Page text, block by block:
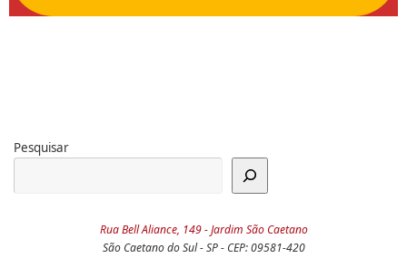
Pesquisar
Rua Bell Aliance, 149 - Jardim São Caetano
São Caetano do Sul - SP - CEP: 09581-420